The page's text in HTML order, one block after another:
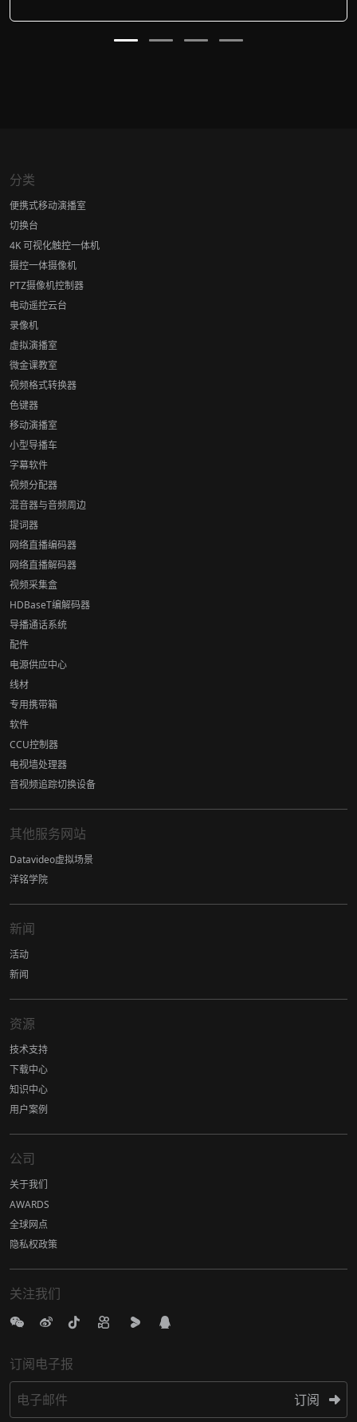
分类
便携式移动演播室
切换台
4K 可视化触控一体机
摄控一体摄像机
PTZ摄像机控制器
电动遥控云台
录像机
虚拟演播室
微金课教室
视频格式转换器
色键器
移动演播室
小型导播车
字幕软件
视频分配器
混音器与音频周边
提词器
网络直播编码器
网络直播解码器
视频采集盒
HDBaseT编解码器
导播通话系统
配件
电源供应中心
线材
专用携带箱
软件
CCU控制器
电视墙处理器
音视频追踪切换设备
其他服务网站
Datavideo虚拟场景
洋铭学院
新闻
活动
新闻
资源
技术支持
下载中心
知识中心
用户案例
公司
关于我们
AWARDS
全球网点
隐私权政策
关注我们
订阅电子报
电子邮件 订阅